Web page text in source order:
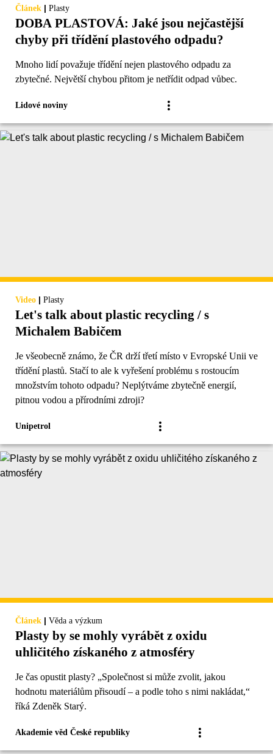
Článek | Plasty
DOBA PLASTOVÁ: Jaké jsou nejčastější
chyby při třídění plastového odpadu?
Mnoho lidí považuje třídění nejen plastového odpadu za
zbytečné. Největší chybou přitom je netřídit odpad vůbec.
Lidové noviny
Video | Plasty
Let's talk about plastic recycling / s
Michalem Babičem
Je všeobecně známo, že ČR drží třetí místo v Evropské Unii ve
třídění plastů. Stačí to ale k vyřešení problému s rostoucím
množstvím tohoto odpadu? Neplýtváme zbytečně energií,
pitnou vodou a přírodními zdroji?
Unipetrol
Článek | Věda a výzkum
Plasty by se mohly vyrábět z oxidu
uhličitého získaného z atmosféry
Je čas opustit plasty? „Společnost si může zvolit, jakou
hodnotu materiálům přisoudí – a podle toho s nimi nakládat,“
říká Zdeněk Starý.
Akademie věd České republiky